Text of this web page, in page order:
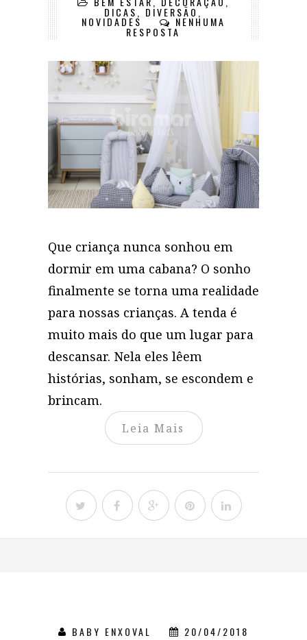
DICAS DIVERSÃO
NOVIDADES NENHUMA
RESPOSTA
Que criança nunca sonhou em
dormir em uma cabana? O sonho
finalmente se torna uma realidade
para nossas crianças. A tenda é
muito mais do que um lugar para
descansar. Nela eles lêem
histórias, sonham, se escondem e
brincam.
Leia Mais
BABY ENXOVAL 20/04/2018